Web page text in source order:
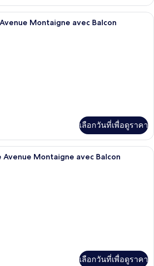
Suite Deluxe, Vue Avenue
Montaigne avec Balcon
เลือกวันที่เพื่อดูราคา
Suite Prestige Vue Avenue
Avenue Montaigne avec Balcon
เลือกวันที่เพื่อดูราคา